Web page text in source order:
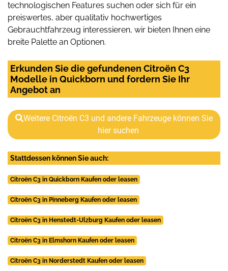
technologischen Features suchen oder sich für ein
preiswertes, aber qualitativ hochwertiges
Gebrauchtfahrzeug interessieren, wir bieten Ihnen eine
breite Palette an Optionen.
Erkunden Sie die gefundenen Citroën C3
Modelle in Quickborn und fordern Sie Ihr
Angebot an
Weitere Citroën C3 und andere Fahrzeuge können Sie
hier suchen
Stattdessen können Sie auch:
Citroën C3 in Quickborn Kaufen oder leasen
Citroën C3 in Pinneberg Kaufen oder leasen
Citroën C3 in Henstedt-Ulzburg Kaufen oder leasen
Citroën C3 in Elmshorn Kaufen oder leasen
Citroën C3 in Norderstedt Kaufen oder leasen